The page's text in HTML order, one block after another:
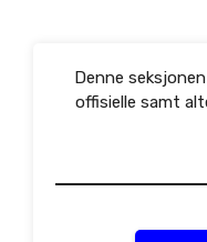
Denne
offisielle samt